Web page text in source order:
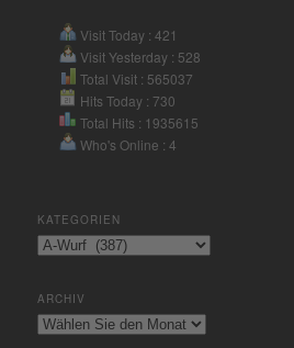
Visit Today : 421
Visit Yesterday : 528
Total Visit : 565037
Hits Today : 730
Total Hits : 1935615
Who's Online : 4
KATEGORIEN
Kategorien
ARCHIV
Archiv